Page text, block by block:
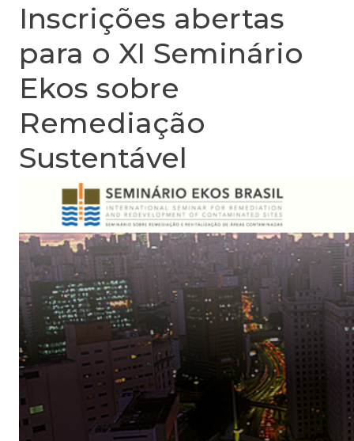
Inscrições abertas
para o XI Seminário
Ekos sobre
Remediação
Sustentável